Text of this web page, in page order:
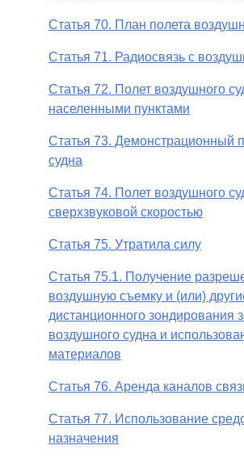
Статья 70. План полета
Статья 71. Радиосвязь с
Статья 72. Полет воздушного
населенными пунктами
Статья 73. Демонстрационный
судна
Статья 74. Полет воздушного
сверхзвуковой скоростью
Статья 75. Утратила силу
Статья 75.1. Получение
воздушную съемку и (или)
дистанционного зондирования
воздушного судна и
материалов
Статья 76. Аренда каналов
Статья 77. Использование
назначения